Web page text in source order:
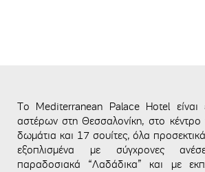
Το Mediterranean Palace Hotel είναι
αστέρων στη Θεσσαλονίκη, στο
δωμάτια και 17 σουίτες, όλα
εξοπλισμένα με σύγχρονες
παραδοσιακά “Λαδάδικα” και με